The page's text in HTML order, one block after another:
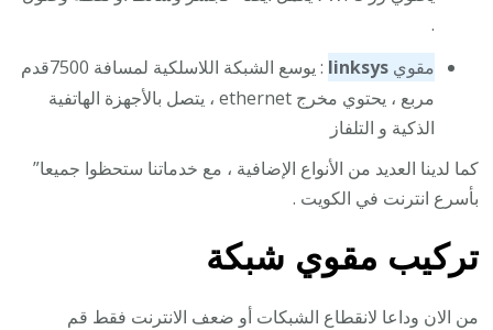
.
مقويlinksys
: يوسع الشبكة اللاسلكية لمسافة 7500قدم
مربع ، يحتوي مخرج ethernet ، يتصل بالأجهزة الهاتفية
الذكية و التلفاز
كما لدينا العديد من الأنواع الإضافية ، مع خدماتنا ستحظوا جميعا”
بأسرع انترنت في الكويت .
تركيب مقوي شبكة
من الان وداعا لانقطاع الشبكات أو ضعف الانترنت فقط قم